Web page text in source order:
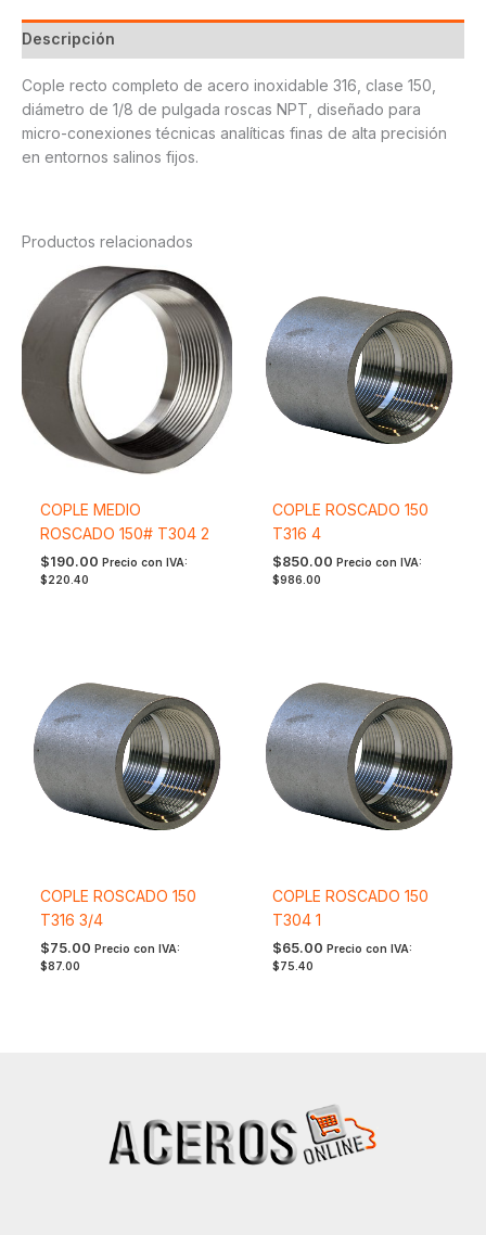
Descripción
Cople recto completo de acero inoxidable 316, clase 150,
diámetro de 1/8 de pulgada roscas NPT, diseñado para
micro-conexiones técnicas analíticas finas de alta precisión
en entornos salinos fijos.
Productos relacionados
COPLE MEDIO
ROSCADO 150# T304 2
$190.00 Precio con IVA:
$220.40
COPLE ROSCADO 150
T316 4
$850.00 Precio con IVA:
$986.00
COPLE ROSCADO 150
T316 3/4
$75.00 Precio con IVA:
$87.00
COPLE ROSCADO 150
T304 1
$65.00 Precio con IVA:
$75.40